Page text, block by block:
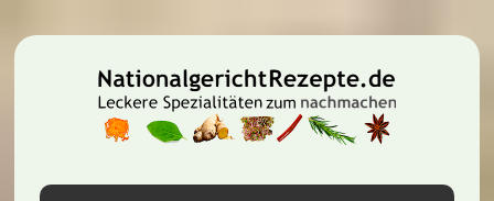
Hauptnavigation
Inhalt
Seitenspalte